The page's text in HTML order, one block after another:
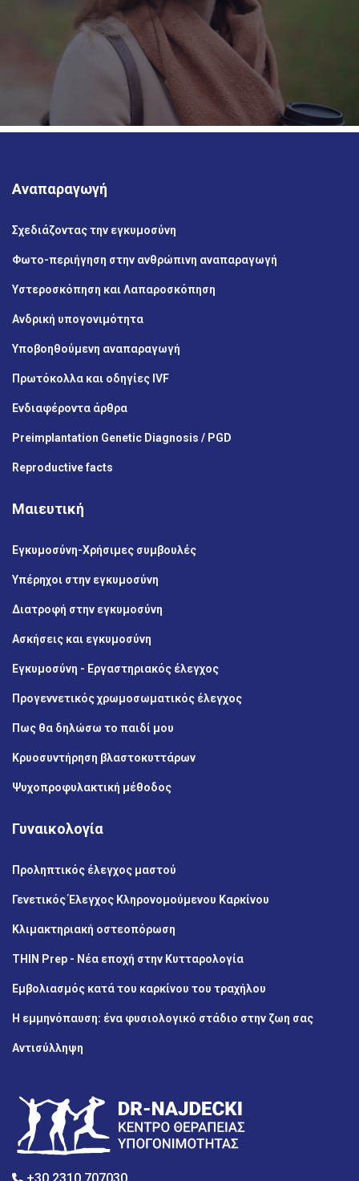
Αναπαραγωγή
Σχεδιάζοντας την εγκυμοσύνη
Φωτο-περιήγηση στην ανθρώπινη αναπαραγωγή
Υστεροσκόπηση και Λαπαροσκόπηση
Ανδρική υπογονιμότητα
Υποβοηθούμενη αναπαραγωγή
Πρωτόκολλα και οδηγίες IVF
Ενδιαφέροντα άρθρα
Preimplantation Genetic Diagnosis / PGD
Reproductive facts
Μαιευτική
Εγκυμοσύνη-Χρήσιμες συμβουλές
Υπέρηχοι στην εγκυμοσύνη
Διατροφή στην εγκυμοσύνη
Ασκήσεις και εγκυμοσύνη
Εγκυμοσύνη - Εργαστηριακός έλεγχος
Προγεvνετικός χρωμοσωματικός έλεγχος
Πως θα δηλώσω το παιδί μου
Κρυοσυντήρηση βλαστοκυττάρων
Ψυχοπροφυλακτική μέθοδος
Γυναικολογία
Προληπτικός έλεγχος μαστού
Γενετικός Έλεγχος Κληρονομούμενου Καρκίνου
Κλιμακτηριακή οστεοπόρωση
THIN Prep - Νέα εποχή στην Κυτταρολογία
Εμβολιασμός κατά του καρκίνου του τραχήλου
Η εμμηνόπαυση: ένα φυσιολογικό στάδιο στην ζωη σας
Αντισύλληψη